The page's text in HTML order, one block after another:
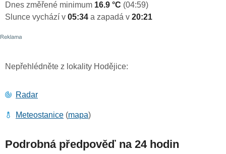
Dnes změřené minimum 16.9 °C (04:59)
Slunce vychází v 05:34 a zapadá v 20:21
Nepřehlédněte z lokality Hodějice:
Radar
Meteostanice (mapa)
Podrobná předpověď na 24 hodin